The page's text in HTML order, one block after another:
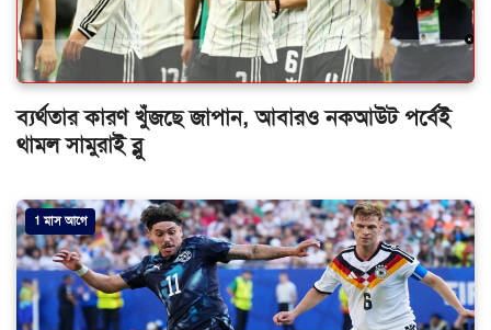
ব্যর্থতার কারণ খুঁজছে জাপান, আবারও নকআউট পর্বেই
থামল সামুরাই ব্লু
1 মাস আগে